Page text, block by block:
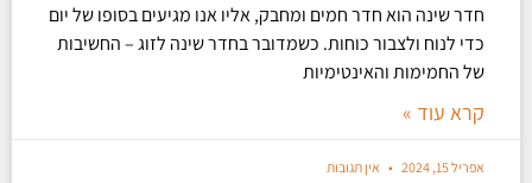
חדר שינה הוא חדר חמים ומחבק, אליו אנו מגיעים בסופו של יום
כדי לנוח ולצבור כוחות. כשמדובר בחדר שינה לזוג – החשיבות
של החמימות והאינטימיות
קרא עוד »
אפריל 15, 2024 אין תגובות